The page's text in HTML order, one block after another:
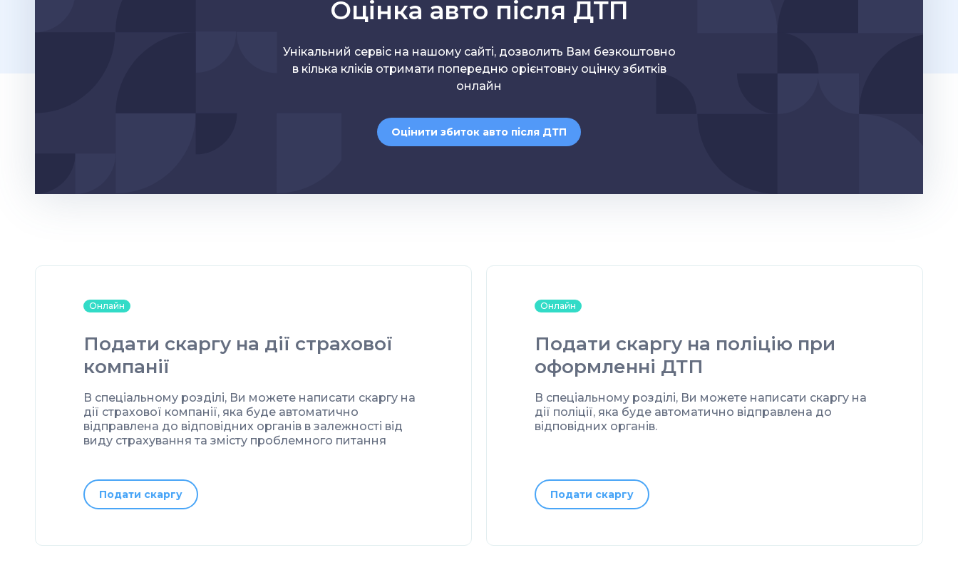
Оцінка авто після ДТП
Унікальний сервіс на нашому сайті, дозволить Вам безкоштовно
в кілька кліків отримати попередню орієнтовну оцінку збитків
онлайн
Оцінити збиток авто після ДТП
Онлайн
Подати скаргу на дії страхової
компанії
В спеціальному розділі, Ви можете написати скаргу на
дії страхової компанії, яка буде автоматично
відправлена до відповідних органів в залежності від
виду страхування та змісту проблемного питання
Подати скаргу
Онлайн
Подати скаргу на поліцію при
оформленні ДТП
В спеціальному розділі, Ви можете написати скаргу на
дії поліції, яка буде автоматично відправлена до
відповідних органів.
Подати скаргу